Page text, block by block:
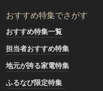
おすすめ特集でさがす
おすすめ特集一覧
担当者おすすめ特集
地元が誇る家電特集
ふるなび限定特集